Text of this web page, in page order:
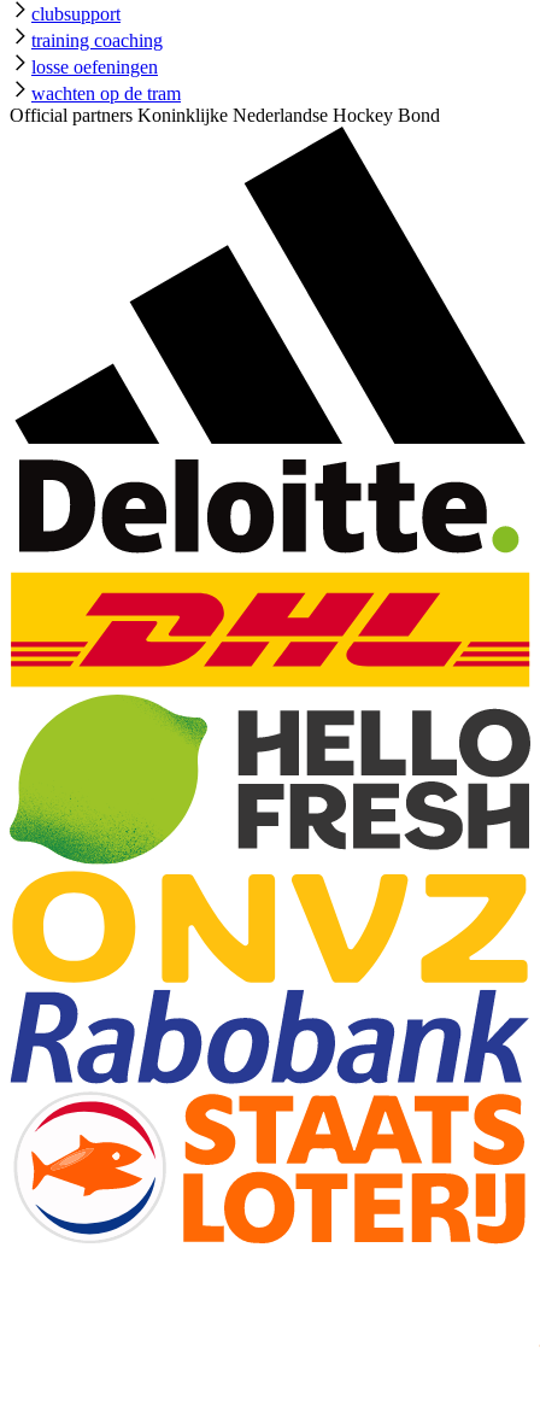
clubsupport
training coaching
losse oefeningen
wachten op de tram
Official partners Koninklijke Nederlandse Hockey Bond